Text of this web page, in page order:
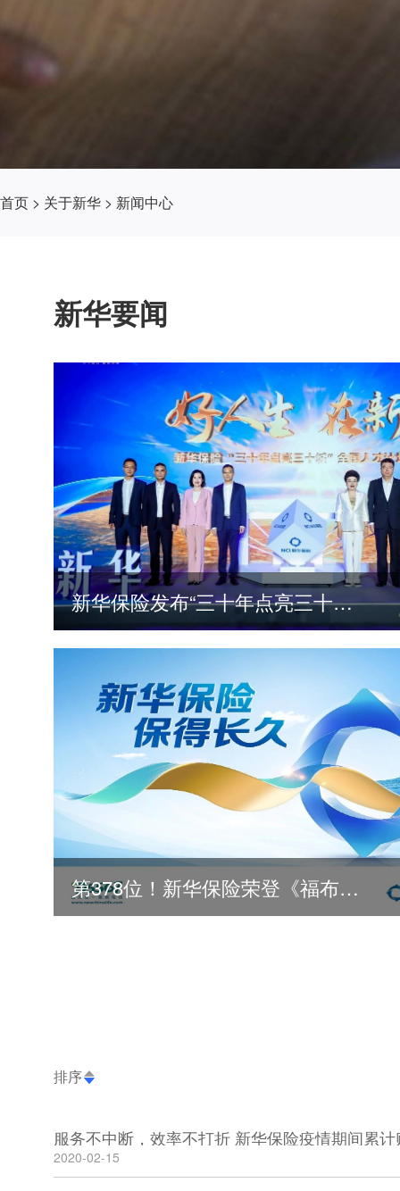
首页 > 关于新华 > 新闻中心
新华要闻
新华保险发布“三十年点亮三十城”全国人才计划
第378位！新华保险荣登《福布斯》全球500强
排序
服务不中断，效率不打折 新华保险疫情期间累
2020-02-15